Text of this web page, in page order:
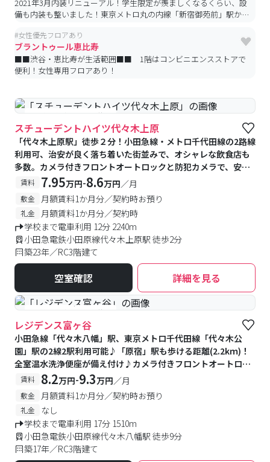
2021年3月内装リニューアル！学生限定が羨ましくなるくらい、設
備も内装も整いました！東京メトロ丸の内線「新宿御苑前」駅から
化粧台、2口コンロが備え付け♪、トランクルームつきで収納たっ
ぷり♪
#女性優先フロアあり
ブラントゥール恵比寿
■■渋谷・恵比寿が生活範囲■■ 1階はコンビニエンスストアで
便利！女性専用フロアあり！
#予約受付中 #空室待ち
スチューデントハイツ代々木上原
「代々木上原駅」徒歩２分！小田急線・メトロ千代田線の2路線
利用可、治安が良く落ち着いた街並みで、オシャレな飲食店も
多数。カメラ付きフロントオートロックと防犯カメラで、安心
のセキュリティ環境です
賃料 7.95万円-8.6万円／月
敷金 月額賃料1か月分／契約時お預り
礼金
月額賃料1か月分／契約時
学校まで電車利用 12分 2240m
小田急電鉄小田原線代々木上原駅 徒歩2分
築23年／RC3階建て
空室確認 詳細を見る
#予約受付中 #空室待ち
レジデンス富ヶ谷
小田急線「代々木八幡」駅、東京メトロ千代田線「代々木公
園」駅の2線2駅利用可能♪「原宿」駅も歩ける距離(2.2kｍ)！
全室温水洗浄便座が備え付け♪カメラ付きフロントオートロッ
ク・防犯カメラ付きで安心♪バストイレセパレート♪
賃料 8.2万円-9.3万円／月
敷金 月額賃料1か月分／契約時お預り
礼金
なし
学校まで電車利用 17分 1510m
小田急電鉄小田原線代々木八幡駅 徒歩9分
築17年／RC3階建て